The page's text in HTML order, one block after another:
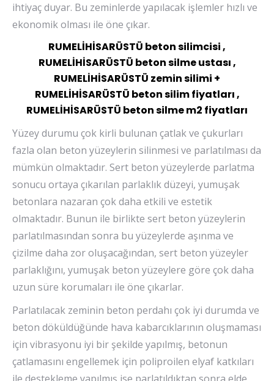
ihtiyaç duyar. Bu zeminlerde yapılacak işlemler hızlı ve
ekonomik olması ile öne çıkar.
RUMELİHİSARÜSTÜ beton silimcisi ,
RUMELİHİSARÜSTÜ beton silme ustası ,
RUMELİHİSARÜSTÜ zemin silimi +
RUMELİHİSARÜSTÜ beton silim fiyatları ,
RUMELİHİSARÜSTÜ beton silme m2 fiyatları
Yüzey durumu çok kirli bulunan çatlak ve çukurları
fazla olan beton yüzeylerin silinmesi ve parlatılması da
mümkün olmaktadır. Sert beton yüzeylerde parlatma
sonucu ortaya çıkarılan parlaklık düzeyi, yumuşak
betonlara nazaran çok daha etkili ve estetik
olmaktadır. Bunun ile birlikte sert beton yüzeylerin
parlatılmasından sonra bu yüzeylerde aşınma ve
çizilme daha zor oluşacağından, sert beton yüzeyler
parlaklığını, yumuşak beton yüzeylere göre çok daha
uzun süre korumaları ile öne çıkarlar.
Parlatılacak zeminin beton perdahı çok iyi durumda ve
beton döküldüğünde hava kabarcıklarının oluşmaması
için vibrasyonu iyi bir şekilde yapılmış, betonun
çatlamasını engellemek için poliproilen elyaf katkıları